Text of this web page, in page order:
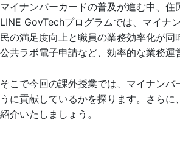
マイナンバーカードの普及が進む中、
LINE GovTechプログラムでは、マイナ
民の満足度向上と職員の業務効率化が
公共ラボ電子申請など、効率的な業務運
そこで今回の課外授業では、マイナン
うに貢献しているかを探ります。さら
紹介いたしましょう。